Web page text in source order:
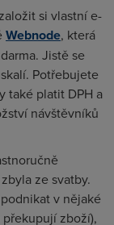
si vlastní e-
Webnode, která
Jistě se
Potřebujete
také platit DPH a
návštěvníků
ze svatby.
v nějaké
zboží),